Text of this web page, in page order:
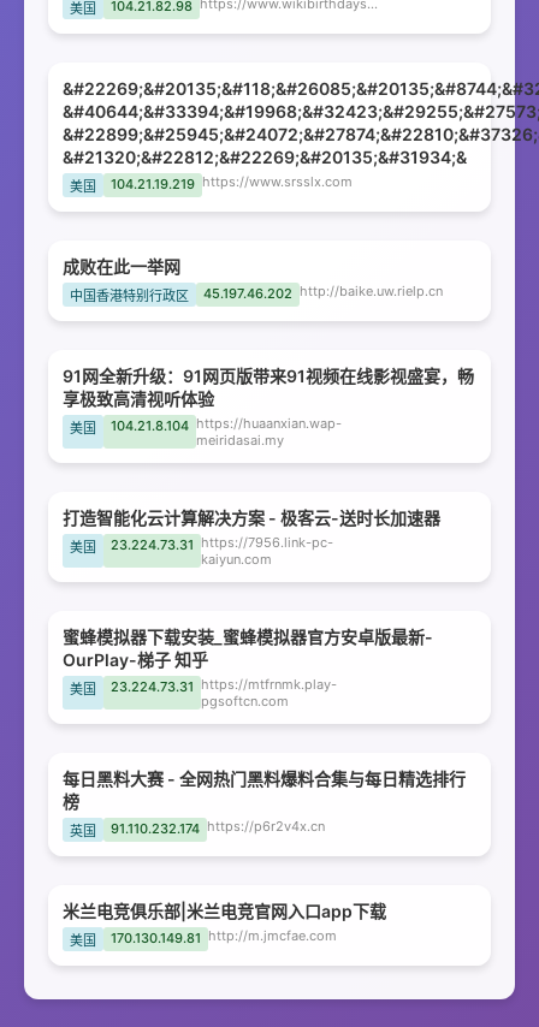
美国 104.21.82.98 https://www.wikibirthdays.net
&#21320;&#22812;&#22269;&#20135;&#31934;&
美国 104.21.19.219 https://www.srsslx.com
成败在此一举网
中国香港特别行政区 45.197.46.202 http://baike.uw.rielp.cn
91网全新升级：91网页版带来91视频在线影视盛宴，畅
享极致高清视听体验
美国 104.21.8.104 https://huaanxian.wap-
meiridasai.my
打造智能化云计算解决方案 - 极客云-送时长加速器
美国 23.224.73.31 https://7956.link-pc-
kaiyun.com
蜜蜂模拟器下载安装_蜜蜂模拟器官方安卓版最新-
OurPlay-梯子 知乎
美国 23.224.73.31 https://mtfrnmk.play-
pgsoftcn.com
每日黑料大赛 - 全网热门黑料爆料合集与每日精选排行
榜
英国 91.110.232.174 https://p6r2v4x.cn
米兰电竞俱乐部|米兰电竞官网入口app下载
美国 170.130.149.81 http://m.jmcfae.com